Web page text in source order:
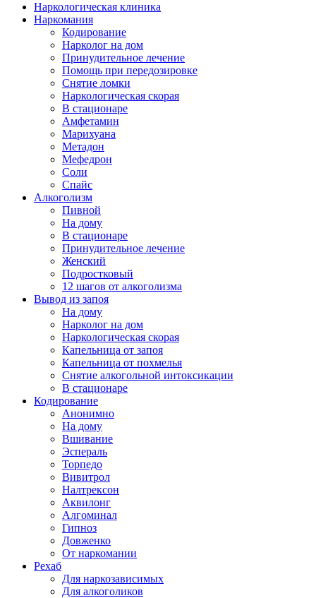
Наркологическая клиника
Наркомания
Кодирование
Нарколог на дом
Принудительное лечение
Помощь при передозировке
Снятие ломки
Наркологическая скорая
В стационаре
Амфетамин
Марихуана
Метадон
Мефедрон
Соли
Спайс
Алкоголизм
Пивной
На дому
В стационаре
Принудительное лечение
Женский
Подростковый
12 шагов от алкоголизма
Вывод из запоя
На дому
Нарколог на дом
Наркологическая скорая
Капельница от запоя
Капельница от похмелья
Снятие алкогольной интоксикации
В стационаре
Кодирование
Анонимно
На дому
Вшивание
Эспераль
Торпедо
Вивитрол
Налтрексон
Аквилонг
Алгоминал
Гипноз
Довженко
От наркомании
Рехаб
Для наркозависимых
Для алкоголиков